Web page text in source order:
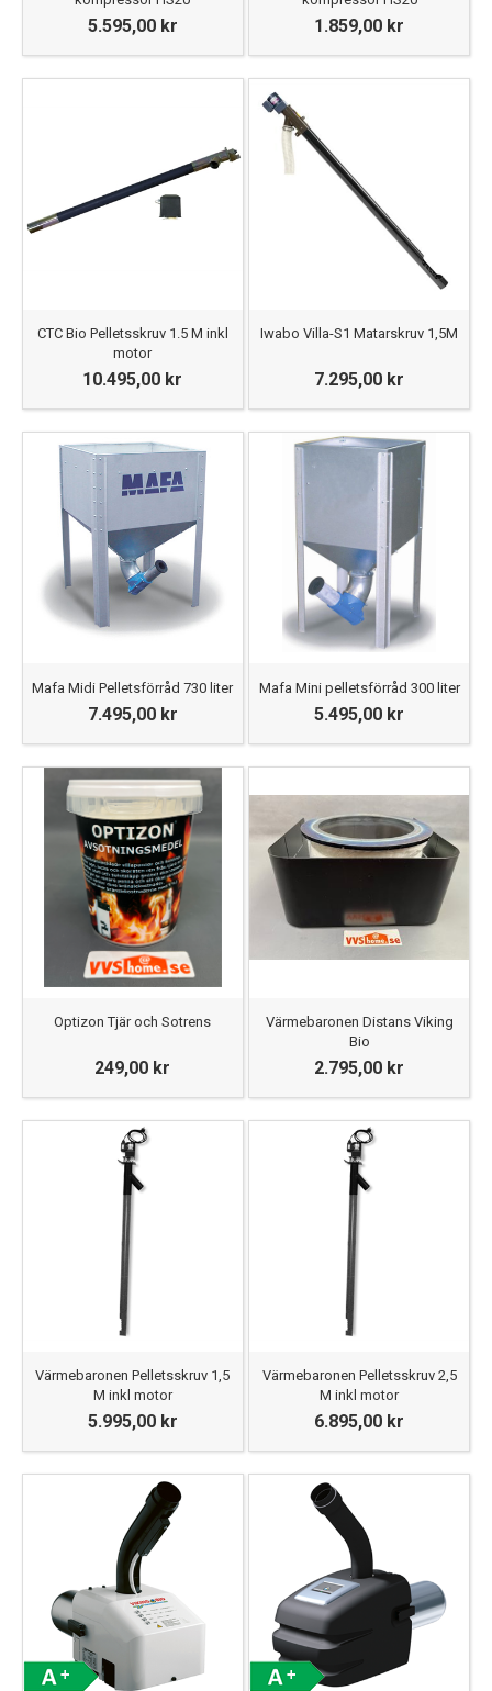
5.595,00 kr 1.859,00 kr
CTC Bio Pelletsskruv 1.5 M inkl
motor
10.495,00 kr
Iwabo Villa-S1 Matarskruv 1,5M
7.295,00 kr
Mafa Midi Pelletsförråd 730 liter
7.495,00 kr
Mafa Mini pelletsförråd 300 liter
5.495,00 kr
Optizon Tjär och Sotrens
249,00 kr
Värmebaronen Distans Viking
Bio
2.795,00 kr
Värmebaronen Pelletsskruv 1,5
M inkl motor
5.995,00 kr
Värmebaronen Pelletsskruv 2,5
M inkl motor
6.895,00 kr